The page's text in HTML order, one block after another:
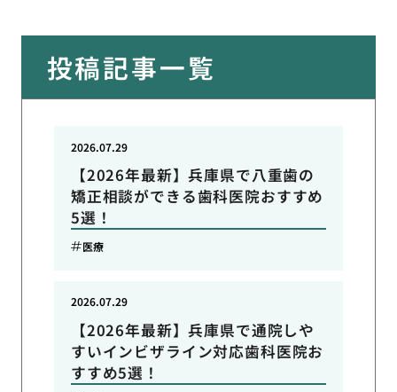
投稿記事一覧
【2026年最新】兵庫県で八重歯の
矯正相談ができる歯科医院おすすめ
5選！
2026.07.29
医療
【2026年最新】兵庫県で通院しや
すいインビザライン対応歯科医院お
すすめ5選！
2026.07.29